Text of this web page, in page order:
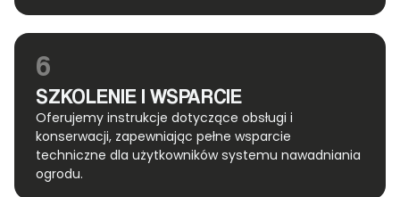
6
SZKOLENIE I WSPARCIE
Oferujemy instrukcje dotyczące obsługi i
konserwacji, zapewniając pełne wsparcie
techniczne dla użytkowników systemu nawadniania
ogrodu.